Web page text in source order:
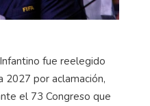
fue reelegido
2027 por aclamación,
el 73 Congreso que